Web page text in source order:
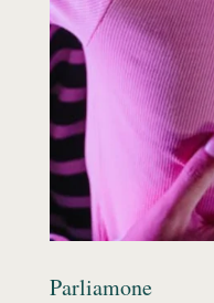
Parliamone